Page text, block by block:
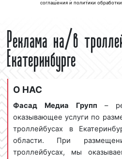
соглашения и политики
Реклама на/в
Екатеринбурге
О НАС
Фасад Медиа Групп –
оказывающее услуги по
троллейбусах в
области. При
троллейбусах, мы